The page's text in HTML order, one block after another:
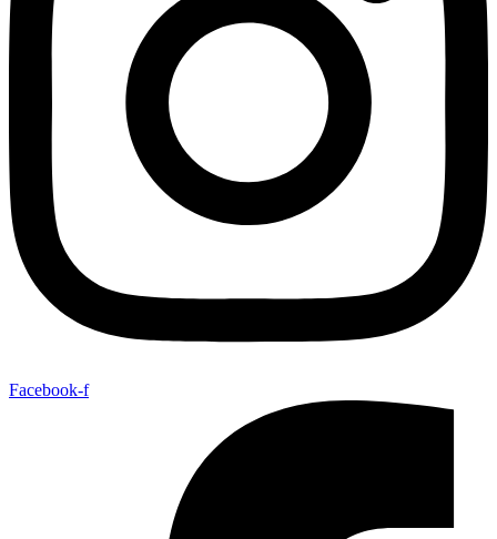
Facebook-f